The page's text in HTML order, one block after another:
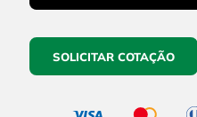
SOLICITAR COTAÇÃO